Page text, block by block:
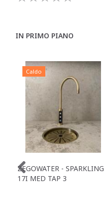
IN PRIMO PIANO
Caldo
ZEGOWATER - SPARKLING
17I MED TAP 3